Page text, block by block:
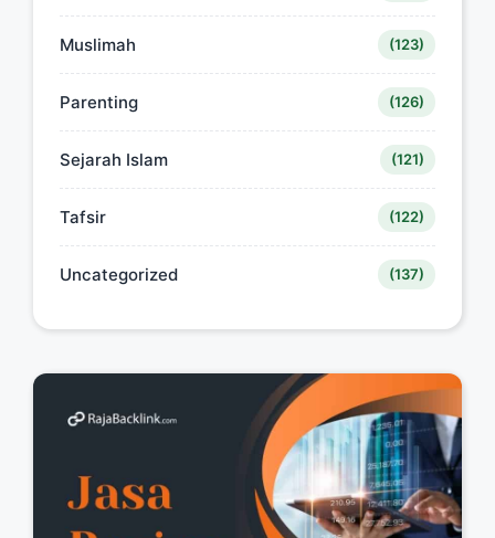
Muslimah (123)
Parenting (126)
Sejarah Islam (121)
Tafsir (122)
Uncategorized (137)